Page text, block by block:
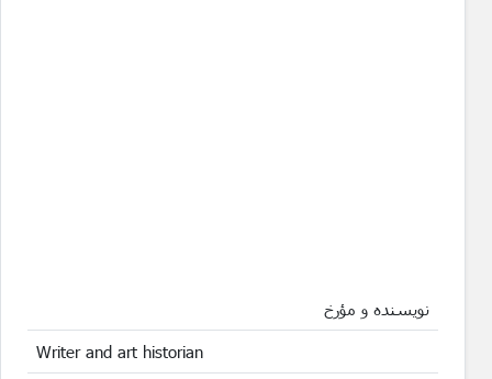
نویسنده و مؤرخ
Writer and art historian